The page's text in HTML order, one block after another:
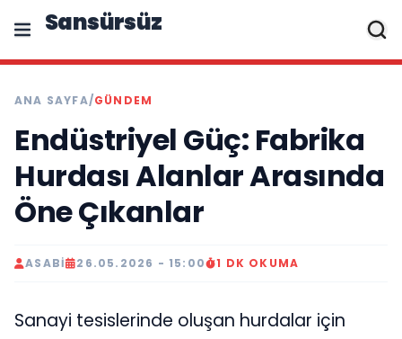
Sansürsüz
ANA SAYFA/GÜNDEM
Endüstriyel Güç: Fabrika
Hurdası Alanlar Arasında
Öne Çıkanlar
ASABI 26.05.2026 - 15:00 1 DK OKUMA
Sanayi tesislerinde oluşan hurdalar için